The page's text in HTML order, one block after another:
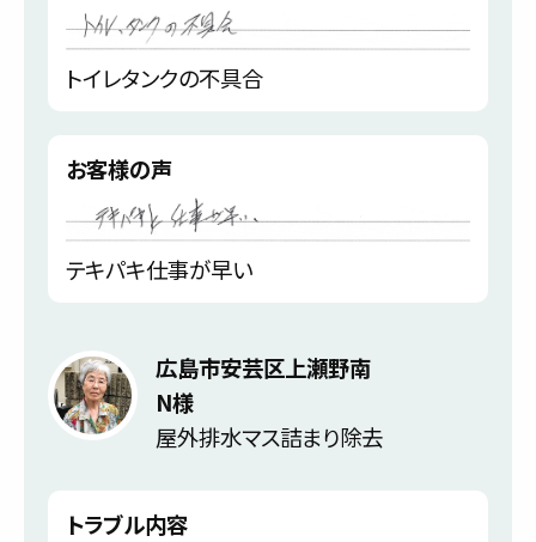
トイレタンクの不具合
お客様の声
テキパキ仕事が早い
広島市安芸区上瀬野南
N様
屋外排水マス詰まり除去
トラブル内容